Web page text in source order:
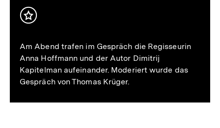
Inhalt
Am Abend trafen im Gespräch die Regisseurin
Anna Hoffmann und der Autor Dimitrij
Kapitelman aufeinander. Moderiert wurde das
Gespräch von Thomas Krüger.